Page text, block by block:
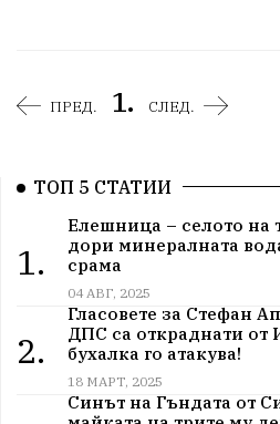
ПРЕД. 1. СЛЕД.
ТОП 5 СТАТИИ
1.
Елешница – селото на
дори минералната
срама
04 АВГ, 2025
2.
Гласовете за Стефан
ДПС са откраднати от
бухалка го атакува!
18 МАРТ, 2025
Синът на Гъндата от